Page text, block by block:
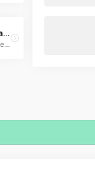
CartoonGames
CartoonGames 是一个专为动画爱好者打造的免费浏览器游戏平台，汇集了海量风格鲜明、充满趣味的卡通游戏。